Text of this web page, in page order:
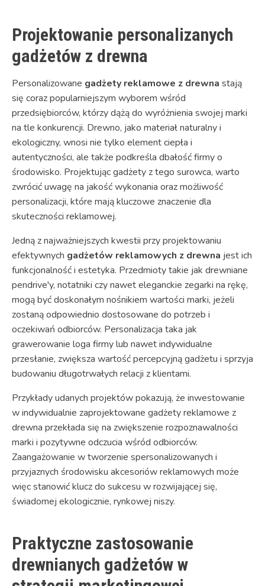
Projektowanie personalizanych
gadżetów z drewna
Personalizowane gadżety reklamowe z drewna stają
się coraz popularniejszym wyborem wśród
przedsiębiorców, którzy dążą do wyróżnienia swojej marki
na tle konkurencji. Drewno, jako materiał naturalny i
ekologiczny, wnosi nie tylko element ciepła i
autentyczności, ale także podkreśla dbałość firmy o
środowisko. Projektując gadżety z tego surowca, warto
zwrócić uwagę na jakość wykonania oraz możliwość
personalizacji, które mają kluczowe znaczenie dla
skuteczności reklamowej.
Jedną z najważniejszych kwestii przy projektowaniu
efektywnych gadżetów reklamowych z drewna jest ich
funkcjonalność i estetyka. Przedmioty takie jak drewniane
pendrive'y, notatniki czy nawet eleganckie zegarki na rękę,
mogą być doskonałym nośnikiem wartości marki, jeżeli
zostaną odpowiednio dostosowane do potrzeb i
oczekiwań odbiorców. Personalizacja taka jak
grawerowanie loga firmy lub nawet indywidualne
przesłanie, zwiększa wartość percepcyjną gadżetu i sprzyja
budowaniu długotrwałych relacji z klientami.
Przykłady udanych projektów pokazują, że inwestowanie
w indywidualnie zaprojektowane gadżety reklamowe z
drewna przekłada się na zwiększenie rozpoznawalności
marki i pozytywne odczucia wśród odbiorców.
Zaangażowanie w tworzenie spersonalizowanych i
przyjaznych środowisku akcesoriów reklamowych może
więc stanowić klucz do sukcesu w rozwijającej się,
świadomej ekologicznie, rynkowej niszy.
Praktyczne zastosowanie
drewnianych gadżetów w